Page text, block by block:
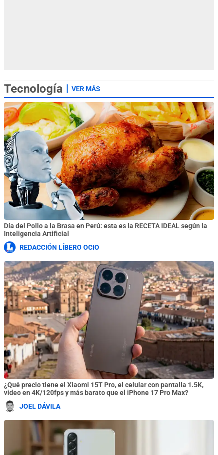
Tecnología VER MÁS
Día del Pollo a la Brasa en Perú: esta es la RECETA IDEAL según la
Inteligencia Artificial
REDACCIÓN LÍBERO OCIO
¿Qué precio tiene el Xiaomi 15T Pro, el celular con pantalla 1.5K,
video en 4K/120fps y más barato que el iPhone 17 Pro Max?
JOEL DÁVILA